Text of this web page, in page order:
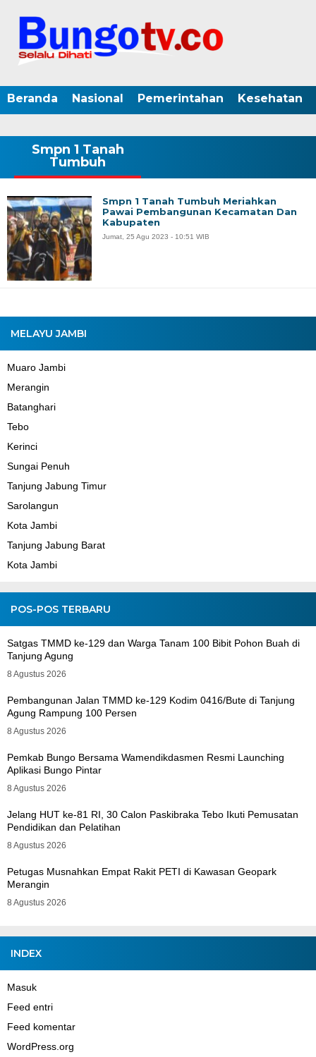
Beranda Nasional Pemerintahan Kesehatan
MELAYU JAMBI
Muaro Jambi
Merangin
Batanghari
Tebo
Kerinci
Sungai Penuh
Tanjung Jabung Timur
Sarolangun
Kota Jambi
Tanjung Jabung Barat
Kota Jambi
POS-POS TERBARU
Satgas TMMD ke-129 dan Warga Tanam 100 Bibit Pohon Buah di
Tanjung Agung
8 Agustus 2026
Pembangunan Jalan TMMD ke-129 Kodim 0416/Bute di Tanjung
Agung Rampung 100 Persen
8 Agustus 2026
Pemkab Bungo Bersama Wamendikdasmen Resmi Launching
Aplikasi Bungo Pintar
8 Agustus 2026
Jelang HUT ke-81 RI, 30 Calon Paskibraka Tebo Ikuti Pemusatan
Pendidikan dan Pelatihan
8 Agustus 2026
Petugas Musnahkan Empat Rakit PETI di Kawasan Geopark
Merangin
8 Agustus 2026
INDEX
Masuk
Feed entri
Feed komentar
WordPress.org
Smpn 1 Tanah
Tumbuh
Smpn 1 Tanah Tumbuh Meriahkan
Pawai Pembangunan Kecamatan Dan
Kabupaten
Jumat, 25 Agu 2023 - 10:51 WIB